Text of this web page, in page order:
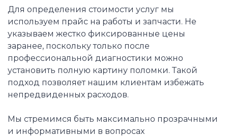
Для определения стоимости услуг мы
используем прайс на работы и запчасти. Не
указываем жестко фиксированные цены
заранее, поскольку только после
профессиональной диагностики можно
установить полную картину поломки. Такой
подход позволяет нашим клиентам избежать
непредвиденных расходов.
Мы стремимся быть максимально прозрачными
и информативными в вопросах